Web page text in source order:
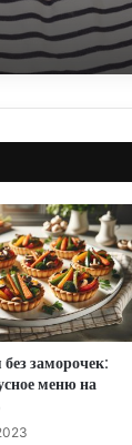
заморочек:
меню на